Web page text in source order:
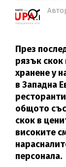
През
рязък скок
хранене у
в Западна
общото
скок в
високите
персонала.